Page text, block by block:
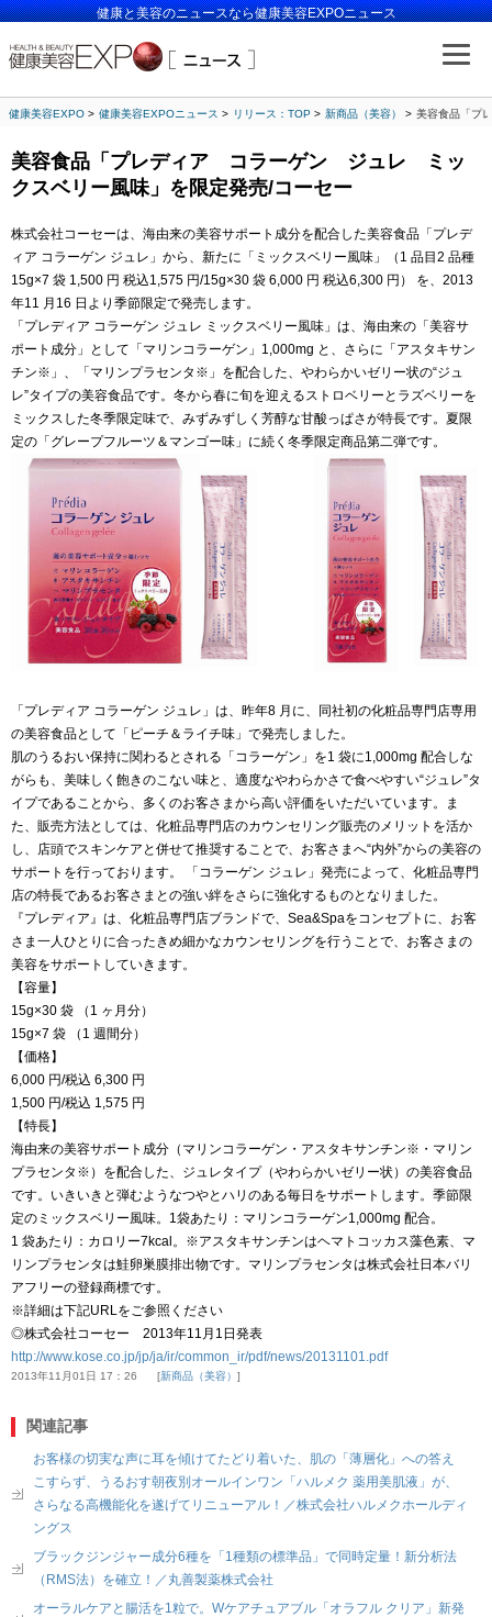
健康と美容のニュースなら健康美容EXPOニュース
健康美容EXPO 健康美容EXPOニュース リリース：TOP 新商品（美容） 美容食品「プ
美容食品「プレディア コラーゲン ジュレ ミッ
クスベリー風味」を限定発売/コーセー
株式会社コーセーは、海由来の美容サポート成分を配合した美容食品「プレデ
ィア コラーゲン ジュレ」から、新たに「ミックスベリー風味」（1 品目2 品種
15g×7 袋 1,500 円 税込1,575 円/15g×30 袋 6,000 円 税込6,300 円） を、2013
年11 月16 日より季節限定で発売します。
「プレディア コラーゲン ジュレ ミックスベリー風味」は、海由来の「美容サ
ポート成分」として「マリンコラーゲン」1,000mg と、さらに「アスタキサン
チン※」、「マリンプラセンタ※」を配合した、やわらかいゼリー状の“ジュ
レ”タイプの美容食品です。冬から春に旬を迎えるストロベリーとラズベリーを
ミックスした冬季限定味で、みずみずしく芳醇な甘酸っぱさが特長です。夏限
定の「グレープフルーツ＆マンゴー味」に続く冬季限定商品第二弾です。
「プレディア コラーゲン ジュレ」は、昨年8 月に、同社初の化粧品専門店専用
の美容食品として「ピーチ＆ライチ味」で発売しました。
肌のうるおい保持に関わるとされる「コラーゲン」を1 袋に1,000mg 配合しな
がらも、美味しく飽きのこない味と、適度なやわらかさで食べやすい“ジュレ”タ
イプであることから、多くのお客さまから高い評価をいただいています。ま
た、販売方法としては、化粧品専門店のカウンセリング販売のメリットを活か
し、店頭でスキンケアと併せて推奨することで、お客さまへ“内外”からの美容の
サポートを行っております。 「コラーゲン ジュレ」発売によって、化粧品専門
店の特長であるお客さまとの強い絆をさらに強化するものとなりました。
『プレディア』は、化粧品専門店ブランドで、Sea&Spaをコンセプトに、お客
さま一人ひとりに合ったきめ細かなカウンセリングを行うことで、お客さまの
美容をサポートしていきます。
【容量】
15g×30 袋 （1 ヶ月分）
15g×7 袋 （1 週間分）
【価格】
6,000 円/税込 6,300 円
1,500 円/税込 1,575 円
【特長】
海由来の美容サポート成分（マリンコラーゲン・アスタキサンチン※・マリン
プラセンタ※）を配合した、ジュレタイプ（やわらかいゼリー状）の美容食品
です。いきいきと弾むようなつやとハリのある毎日をサポートします。季節限
定のミックスベリー風味。1袋あたり：マリンコラーゲン1,000mg 配合。
1 袋あたり：カロリー7kcal。※アスタキサンチンはヘマトコッカス藻色素、マ
リンプラセンタは鮭卵巣膜排出物です。マリンプラセンタは株式会社日本バリ
アフリーの登録商標です。
※詳細は下記URLをご参照ください
◎株式会社コーセー 2013年11月1日発表
http://www.kose.co.jp/jp/ja/ir/common_ir/pdf/news/20131101.pdf
2013年11月01日 17：26 新商品（美容）
関連記事
お客様の切実な声に耳を傾けてたどり着いた、肌の「薄層化」への答え
こすらず、うるおす朝夜別オールインワン「ハルメク 薬用美肌液」が、
さらなる高機能化を遂げてリニューアル！／株式会社ハルメクホールディ
ングス
ブラックジンジャー成分6種を「1種類の標準品」で同時定量！新分析法
（RMS法）を確立！／丸善製薬株式会社
オーラルケアと腸活を1粒で。Wケアチュアブル「オラフル クリア」新発